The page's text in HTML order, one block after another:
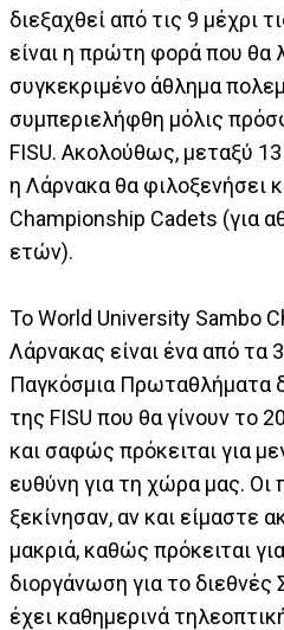
διεξαχθεί από τις 9 μέχρι
είναι η πρώτη φορά που θα
συγκεκριμένο άθλημα
συμπεριελήφθη μόλις
FISU. Ακολούθως, μεταξύ
η Λάρνακα θα φιλοξενήσει
Championship Cadets (για
ετών).
Το World University Sambo
Λάρνακας είναι ένα από τα
Παγκόσμια Πρωταθλήματα
της FISU που θα γίνουν το
και σαφώς πρόκειται για
ευθύνη για τη χώρα μας. Οι
ξεκίνησαν, αν και είμαστε
μακριά, καθώς πρόκειται
διοργάνωση για το διεθνές
έχει καθημερινά